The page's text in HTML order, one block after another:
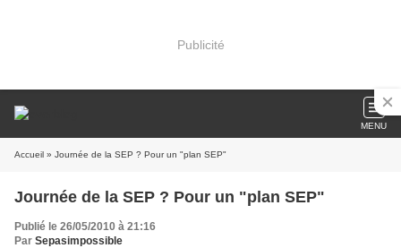
Publicité
MENU
Accueil » Journée de la SEP ? Pour un "plan SEP"
Journée de la SEP ? Pour un "plan SEP"
Publié le 26/05/2010 à 21:16
Par Sepasimpossible